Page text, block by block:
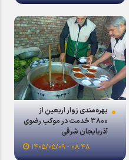
بهره‌مندی زوار اربعین از
۳۸۰۰ خدمت در موکب رضوی
آذربایجان شرقی
۰۸:۴۸ - ۱۴۰۵/۰۵/۰۹